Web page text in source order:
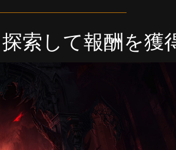
索して報酬を獲